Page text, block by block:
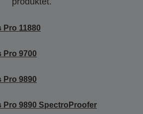
Pro 11880
Pro 9700
Pro 9890
Pro 9890 SpectroProofer